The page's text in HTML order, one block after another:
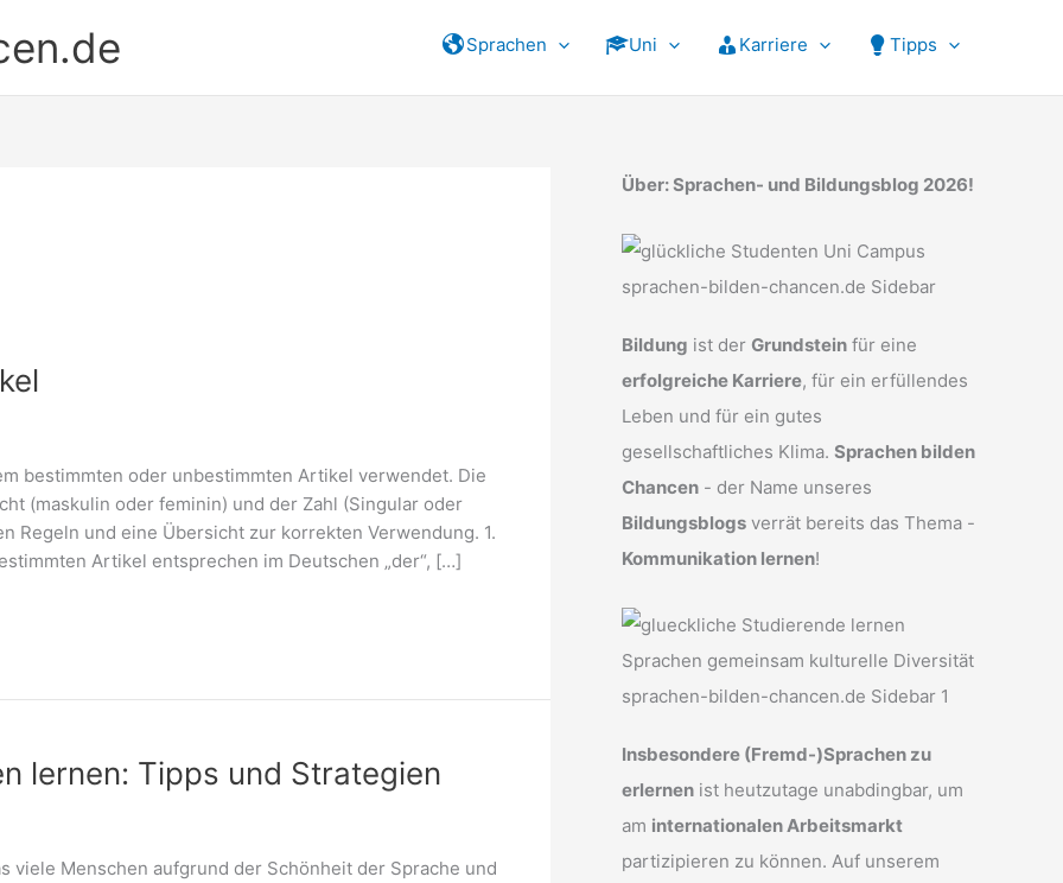
Sprachen Uni Karriere Tipps
bestimmten oder unbestimmten Artikel verwendet. Die
(maskulin oder feminin) und der Zahl (Singular oder
Regeln und eine Übersicht zur korrekten Verwendung. 1.
Artikel entsprechen im Deutschen „der“, […]
lernen: Tipps und Strategien
viele Menschen aufgrund der Schönheit der Sprache und
Über: Sprachen- und Bildungsblog 2026!
Bildung ist der Grundstein für eine
erfolgreiche Karriere, für ein erfüllendes
Leben und für ein gutes
gesellschaftliches Klima. Sprachen bilden
Chancen - der Name unseres
Bildungsblogs verrät bereits das Thema -
Kommunikation lernen!
Insbesondere (Fremd-)Sprachen zu
erlernen ist heutzutage unabdingbar, um
am internationalen Arbeitsmarkt
partizipieren zu können. Auf unserem